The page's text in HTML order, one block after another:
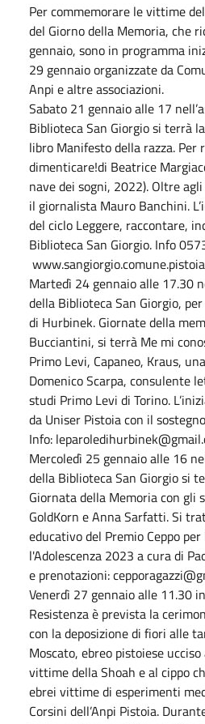
Per commemorare le vittime
del Giorno della Memoria, che
gennaio, sono in programma
29 gennaio organizzate da
Anpi e altre associazioni.
Sabato 21 gennaio alle 17
Biblioteca San Giorgio si terrà
libro Manifesto della razza. Per
dimenticare!di Beatrice
nave dei sogni, 2022). Oltre
il giornalista Mauro Banchini.
del ciclo Leggere, raccontare,
Biblioteca San Giorgio. Info
Martedì 24 gennaio alle 17.30
della Biblioteca San Giorgio,
di Hurbinek. Giornate della
Bucciantini, si terrà Me mi
Primo Levi, Capaneo, Kraus,
Domenico Scarpa, consulente
studi Primo Levi di Torino.
da Uniser Pistoia con il
Info:
Mercoledì 25 gennaio alle 16
della Biblioteca San Giorgio si
Giornata della Memoria con gli
GoldKorn e Anna Sarfatti. Si
educativo del Premio Ceppo
l'Adolescenza 2023 a cura di
e prenotazioni:
Venerdì 27 gennaio alle 11.30
Resistenza è prevista la
con la deposizione di fiori alle
Moscato, ebreo pistoiese
vittime della Shoah e al cippo
ebrei vittime di esperimenti
Corsini dell’Anpi Pistoia.